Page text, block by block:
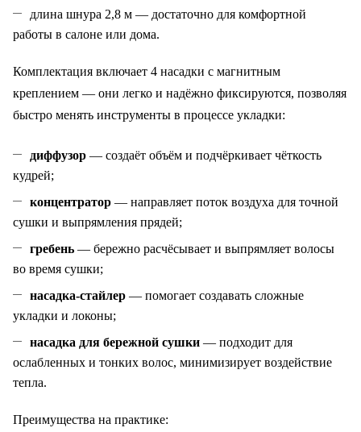
длина шнура 2,8 м — достаточно для комфортной
работы в салоне или дома.
Комплектация включает 4 насадки с магнитным
креплением — они легко и надёжно фиксируются, позволяя
быстро менять инструменты в процессе укладки:
диффузор — создаёт объём и подчёркивает чёткость
кудрей;
концентратор — направляет поток воздуха для точной
сушки и выпрямления прядей;
гребень — бережно расчёсывает и выпрямляет волосы
во время сушки;
насадка‑стайлер — помогает создавать сложные
укладки и локоны;
насадка для бережной сушки — подходит для
ослабленных и тонких волос, минимизирует воздействие
тепла.
Преимущества на практике: